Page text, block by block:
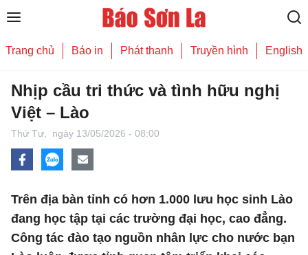
Trang chủ Báo in Phát thanh Truyền hình English
Nhịp cầu tri thức và tình hữu nghị
Việt – Lào
Thứ Tư, ngày 13/05/2026 - 08:00
Trên địa bàn tỉnh có hơn 1.000 lưu học sinh Lào
đang học tập tại các trường đại học, cao đẳng.
Công tác đào tạo nguồn nhân lực cho nước bạn